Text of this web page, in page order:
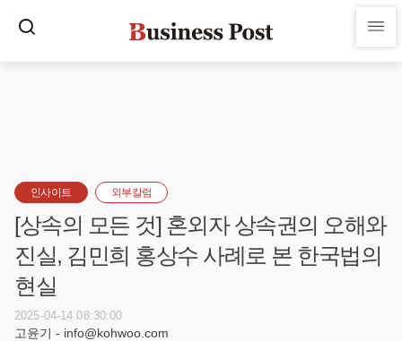
인사이트 외부칼럼
[상속의 모든 것] 혼외자 상속권의 오해와
진실, 김민희 홍상수 사례로 본 한국법의
현실
2025-04-14 08:30:00
고윤기 - info@kohwoo.com